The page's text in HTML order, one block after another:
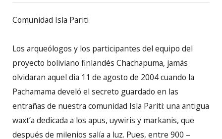
Comunidad Isla Pariti
Los arqueólogos y los participantes del equipo del
proyecto boliviano finlandés Chachapuma, jamás
olvidaran aquel dia 11 de agosto de 2004 cuando la
Pachamama develó el secreto guardado en las
entrañas de nuestra comunidad Isla Pariti: una antigua
waxt’a dedicada a los apus, uywiris y markanis, que
después de milenios salía a luz. Pues, entre 900 –